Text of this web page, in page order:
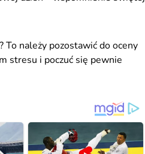
? To należy pozostawić do oceny
stresu i poczuć się pewnie